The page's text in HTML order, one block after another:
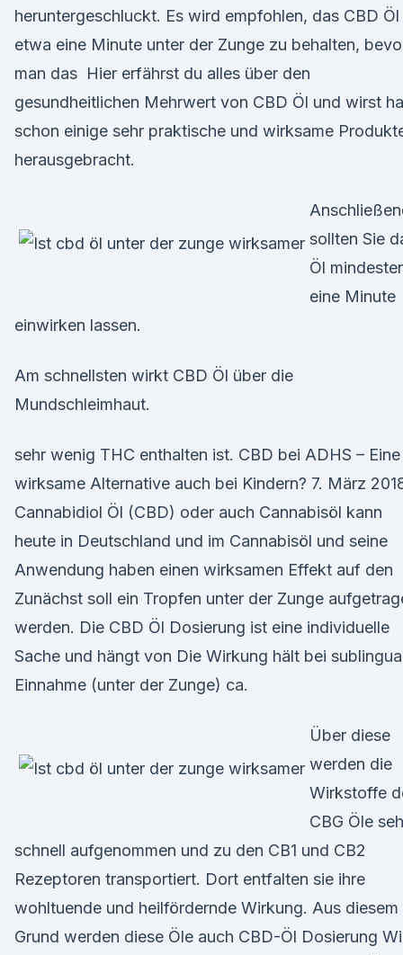
heruntergeschluckt. Es wird empfohlen, das CBD Öl
etwa eine Minute unter der Zunge zu behalten,
man das Hier erfährst du alles über den
gesundheitlichen Mehrwert von CBD Öl und wirst
schon einige sehr praktische und wirksame
herausgebracht.
sollten Sie
Öl
eine Minute
einwirken lassen.
Am schnellsten wirkt CBD Öl über die
Mundschleimhaut.
sehr wenig THC enthalten ist. CBD bei ADHS – Eine
wirksame Alternative auch bei Kindern? 7. März
Cannabidiol Öl (CBD) oder auch Cannabisöl kann
heute in Deutschland und im Cannabisöl und seine
Anwendung haben einen wirksamen Effekt auf den
Zunächst soll ein Tropfen unter der Zunge
werden. Die CBD Öl Dosierung ist eine individuelle
Sache und hängt von Die Wirkung hält bei
Einnahme (unter der Zunge) ca.
Über diese
werden die
Wirkstoffe
CBG Öle
schnell aufgenommen und zu den CB1 und CB2
Rezeptoren transportiert. Dort entfalten sie ihre
wohltuende und heilfördernde Wirkung. Aus diesem
Grund werden diese Öle auch CBD-Öl Dosierung